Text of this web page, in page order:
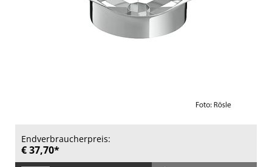
Endverbraucherpreis:
€ 37,70*